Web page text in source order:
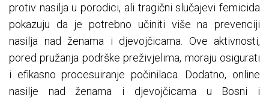
protiv nasilja u porodici, ali tragični slučajevi femicida
pokazuju da je potrebno učiniti više na prevenciji
nasilja nad ženama i djevojčicama. Ove aktivnosti,
pored pružanja podrške preživjelima, moraju osigurati
i efikasno procesuiranje počinilaca. Dodatno, online
nasilje nad ženama i djevojčicama u Bosni i